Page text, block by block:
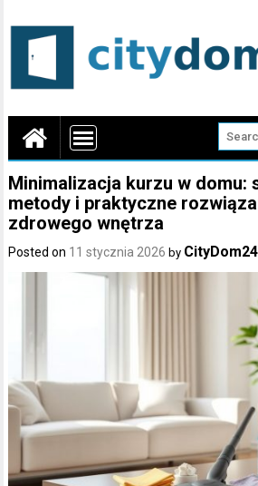
Minimalizacja kurzu w domu:
metody i praktyczne
zdrowego wnętrza
Posted on 11 stycznia 2026 by